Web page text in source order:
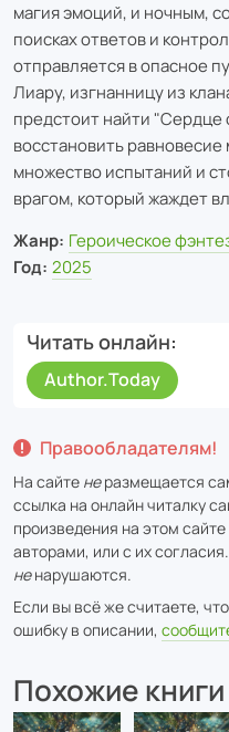
магия эмоций, и ночным,
поисках ответов и
отправляется в опасное
Лиару, изгнанницу из
предстоит найти "Сердце
восстановить
множество испытаний и
врагом, который жаждет
Жанр: Героическое
Год: 2025
Читать онлайн
Author.Today
Правообладателям!
На сайте неразмещается
ссылка на онлайн читалку
произведения на этом
авторами, или с их
ненарушаются.
Если вы всё же считаете,
ошибку в описании,
Похожие книги